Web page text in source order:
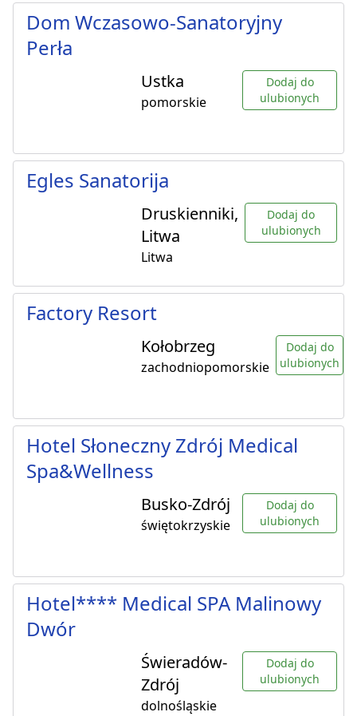
Dom Wczasowo-Sanatoryjny
Perła
Ustka
pomorskie
Dodaj do
ulubionych
Egles Sanatorija
Druskienniki,
Litwa
Litwa
Dodaj do
ulubionych
Factory Resort
Kołobrzeg
zachodniopomorskie
Dodaj do
ulubionych
Hotel Słoneczny Zdrój Medical
Spa&Wellness
Busko-Zdrój
świętokrzyskie
Dodaj do
ulubionych
Hotel**** Medical SPA Malinowy
Dwór
Świeradów-
Zdrój
dolnośląskie
Dodaj do
ulubionych